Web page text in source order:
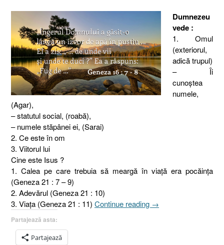
Dumnezeu
vede :
1. Omul
(exteriorul,
adică trupul)
– Îi
cunoştea
numele,
(Agar),
– statutul social, (roabă),
– numele stăpânei ei, (Sarai)
2. Ce este în om
3. Viitorul lui
Cine este Isus ?
1. Calea pe care trebuia să meargă în viaţă era pocăinţa
(Geneza 21 : 7 – 9)
2. Adevărul (Geneza 21 : 10)
3. Viaţa (Geneza 21 : 11) Continue reading „Agar
→
Partajează asta:
Partajează